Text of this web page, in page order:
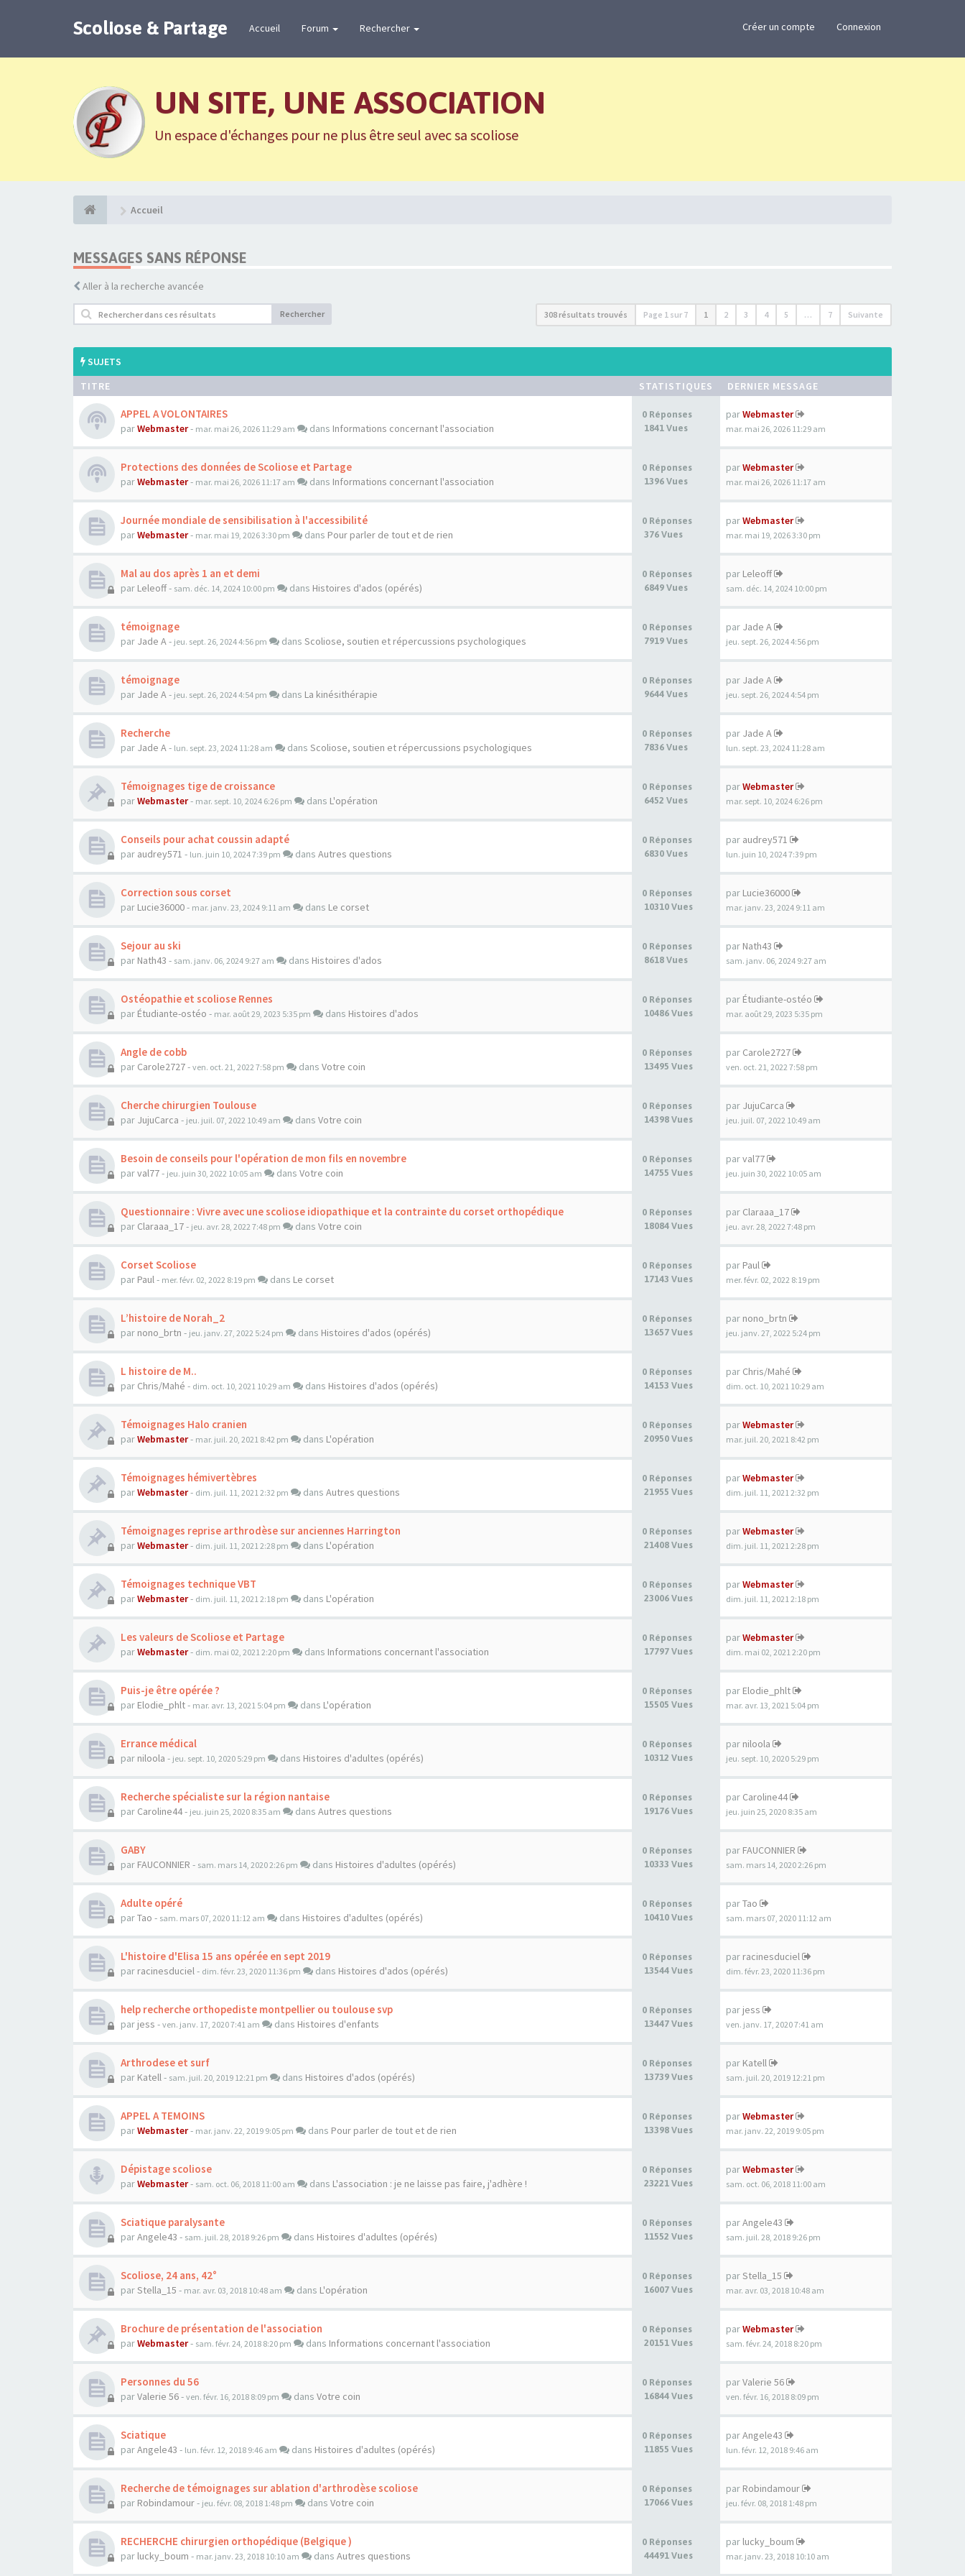
Scoliose & Partage Accueil Forum Rechercher Créer un compte Connexion
UN SITE, UNE ASSOCIATION
Un espace d'échanges pour ne plus être seul avec sa scoliose
Accueil
MESSAGES SANS RÉPONSE
Aller à la recherche avancée
Rechercher 308 résultats trouvés Page 1 sur 7 1 2 3 4 5 … 7 Suivante
SUJETS
TITRE
STATISTIQUES DERNIER MESSAGE
APPEL A VOLONTAIRES
parWebmaster- mar. mai 26, 2026 11:29 am dans Informations concernant l'association
0 Réponses
1841 Vues
parWebmaster
mar. mai 26, 2026 11:29 am
Protections des données de Scoliose et Partage
parWebmaster- mar. mai 26, 2026 11:17 am dans Informations concernant l'association
0 Réponses
1396 Vues
parWebmaster
mar. mai 26, 2026 11:17 am
Journée mondiale de sensibilisation à l'accessibilité
parWebmaster- mar. mai 19, 2026 3:30 pm dans Pour parler de tout et de rien
0 Réponses
376 Vues
parWebmaster
mar. mai 19, 2026 3:30 pm
Mal au dos après 1 an et demi
par Leleoff- sam. déc. 14, 2024 10:00 pm dans Histoires d'ados (opérés)
0 Réponses
6849 Vues
par Leleoff
sam. déc. 14, 2024 10:00 pm
témoignage
par Jade A- jeu. sept. 26, 2024 4:56 pm dans Scoliose, soutien et répercussions psychologiques
0 Réponses
7919 Vues
par Jade A
jeu. sept. 26, 2024 4:56 pm
témoignage
par Jade A- jeu. sept. 26, 2024 4:54 pm dans La kinésithérapie
0 Réponses
9644 Vues
par Jade A
jeu. sept. 26, 2024 4:54 pm
Recherche
par Jade A- lun. sept. 23, 2024 11:28 am dans Scoliose, soutien et répercussions psychologiques
0 Réponses
7836 Vues
par Jade A
lun. sept. 23, 2024 11:28 am
Témoignages tige de croissance
parWebmaster- mar. sept. 10, 2024 6:26 pm dans L'opération
0 Réponses
6452 Vues
parWebmaster
mar. sept. 10, 2024 6:26 pm
Conseils pour achat coussin adapté
par audrey571 - lun. juin 10, 2024 7:39 pm dans Autres questions
0 Réponses
6830 Vues
par audrey571
lun. juin 10, 2024 7:39 pm
Correction sous corset
par Lucie36000- mar. janv. 23, 2024 9:11 am dans Le corset
0 Réponses
10310 Vues
par Lucie36000
mar. janv. 23, 2024 9:11 am
Sejour au ski
par Nath43 - sam. janv. 06, 2024 9:27 am dans Histoires d'ados
0 Réponses
8618 Vues
par Nath43
sam. janv. 06, 2024 9:27 am
Ostéopathie et scoliose Rennes
par Étudiante-ostéo - mar. août 29, 2023 5:35 pm dans Histoires d'ados
0 Réponses
10486 Vues
par Étudiante-ostéo
mar. août 29, 2023 5:35 pm
Angle de cobb
par Carole2727- ven. oct. 21, 2022 7:58 pm dans Votre coin
0 Réponses
13495 Vues
par Carole2727
ven. oct. 21, 2022 7:58 pm
Cherche chirurgien Toulouse
par JujuCarca - jeu. juil. 07, 2022 10:49 am dans Votre coin
0 Réponses
14398 Vues
par JujuCarca
jeu. juil. 07, 2022 10:49 am
Besoin de conseils pour l'opération de mon fils en novembre
parval77- jeu. juin 30, 2022 10:05 am dans Votre coin
0 Réponses
14755 Vues
parval77
jeu. juin 30, 2022 10:05 am
Questionnaire : Vivre avec une scoliose idiopathique et la contrainte du corset orthopédique
par Claraaa_17- jeu. avr. 28, 2022 7:48 pm dans Votre coin
0 Réponses
18084 Vues
par Claraaa_17
jeu. avr. 28, 2022 7:48 pm
Corset Scoliose
par Paul- mer. févr. 02, 2022 8:19 pm dans Le corset
0 Réponses
17143 Vues
par Paul
mer. févr. 02, 2022 8:19 pm
L’histoire de Norah_2
par nono_brtn - jeu. janv. 27, 2022 5:24 pm dans Histoires d'ados (opérés)
0 Réponses
13657 Vues
par nono_brtn
jeu. janv. 27, 2022 5:24 pm
L histoire de M..
par Chris/Mahé - dim. oct. 10, 2021 10:29 am dans Histoires d'ados (opérés)
0 Réponses
14153 Vues
par Chris/Mahé
dim. oct. 10, 2021 10:29 am
Témoignages Halo cranien
parWebmaster- mar. juil. 20, 2021 8:42 pm dans L'opération
0 Réponses
20950 Vues
parWebmaster
mar. juil. 20, 2021 8:42 pm
Témoignages hémivertèbres
parWebmaster- dim. juil. 11, 2021 2:32 pm dans Autres questions
0 Réponses
21955 Vues
parWebmaster
dim. juil. 11, 2021 2:32 pm
Témoignages reprise arthrodèse sur anciennes Harrington
parWebmaster- dim. juil. 11, 2021 2:28 pm dans L'opération
0 Réponses
21408 Vues
parWebmaster
dim. juil. 11, 2021 2:28 pm
Témoignages technique VBT
parWebmaster- dim. juil. 11, 2021 2:18 pm dans L'opération
0 Réponses
23006 Vues
parWebmaster
dim. juil. 11, 2021 2:18 pm
Les valeurs de Scoliose et Partage
parWebmaster- dim. mai 02, 2021 2:20 pm dans Informations concernant l'association
0 Réponses
17797 Vues
parWebmaster
dim. mai 02, 2021 2:20 pm
Puis-je être opérée ?
par Elodie_phlt- mar. avr. 13, 2021 5:04 pm dans L'opération
0 Réponses
15505 Vues
par Elodie_phlt
mar. avr. 13, 2021 5:04 pm
Errance médical
par niloola - jeu. sept. 10, 2020 5:29 pm dans Histoires d'adultes (opérés)
0 Réponses
10312 Vues
par niloola
jeu. sept. 10, 2020 5:29 pm
Recherche spécialiste sur la région nantaise
par Caroline44- jeu. juin 25, 2020 8:35 am dans Autres questions
0 Réponses
19176 Vues
par Caroline44
jeu. juin 25, 2020 8:35 am
GABY
par FAUCONNIER - sam. mars 14, 2020 2:26 pm dans Histoires d'adultes (opérés)
0 Réponses
10333 Vues
par FAUCONNIER
sam. mars 14, 2020 2:26 pm
Adulte opéré
parTao - sam. mars 07, 2020 11:12 am dans Histoires d'adultes (opérés)
0 Réponses
10410 Vues
parTao
sam. mars 07, 2020 11:12 am
L'histoire d'Elisa 15 ans opérée en sept 2019
par racinesduciel- dim. févr. 23, 2020 11:36 pm dans Histoires d'ados (opérés)
0 Réponses
13544 Vues
par racinesduciel
dim. févr. 23, 2020 11:36 pm
help recherche orthopediste montpellier ou toulouse svp
par jess - ven. janv. 17, 2020 7:41 am dans Histoires d'enfants
0 Réponses
13447 Vues
par jess
ven. janv. 17, 2020 7:41 am
Arthrodese et surf
par Katell- sam. juil. 20, 2019 12:21 pm dans Histoires d'ados (opérés)
0 Réponses
13739 Vues
par Katell
sam. juil. 20, 2019 12:21 pm
APPEL A TEMOINS
parWebmaster- mar. janv. 22, 2019 9:05 pm dans Pour parler de tout et de rien
0 Réponses
13398 Vues
parWebmaster
mar. janv. 22, 2019 9:05 pm
Dépistage scoliose
parWebmaster- sam. oct. 06, 2018 11:00 am dans L'association : je ne laisse pas faire, j'adhère !
0 Réponses
23221 Vues
parWebmaster
sam. oct. 06, 2018 11:00 am
Sciatique paralysante
parAngele43 - sam. juil. 28, 2018 9:26 pm dans Histoires d'adultes (opérés)
0 Réponses
11552 Vues
parAngele43
sam. juil. 28, 2018 9:26 pm
Scoliose, 24 ans, 42°
parStella_15 - mar. avr. 03, 2018 10:48 am dans L'opération
0 Réponses
16007 Vues
parStella_15
mar. avr. 03, 2018 10:48 am
Brochure de présentation de l'association
parWebmaster- sam. févr. 24, 2018 8:20 pm dans Informations concernant l'association
0 Réponses
20151 Vues
parWebmaster
sam. févr. 24, 2018 8:20 pm
Personnes du 56
parValerie 56- ven. févr. 16, 2018 8:09 pm dans Votre coin
0 Réponses
16844 Vues
parValerie 56
ven. févr. 16, 2018 8:09 pm
Sciatique
parAngele43 - lun. févr. 12, 2018 9:46 am dans Histoires d'adultes (opérés)
0 Réponses
11855 Vues
parAngele43
lun. févr. 12, 2018 9:46 am
Recherche de témoignages sur ablation d'arthrodèse scoliose
par Robindamour- jeu. févr. 08, 2018 1:48 pm dans Votre coin
0 Réponses
17066 Vues
par Robindamour
jeu. févr. 08, 2018 1:48 pm
RECHERCHE chirurgien orthopédique (Belgique )
par lucky_boum - mar. janv. 23, 2018 10:10 am dans Autres questions
0 Réponses
44491 Vues
par lucky_boum
mar. janv. 23, 2018 10:10 am